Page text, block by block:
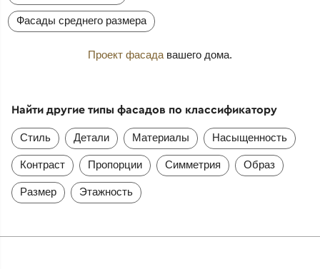
Фасады среднего размера
Проект фасада вашего дома.
Найти другие типы фасадов по классификатору
Стиль Детали Материалы Насыщенность
Контраст Пропорции Симметрия Образ
Размер Этажность